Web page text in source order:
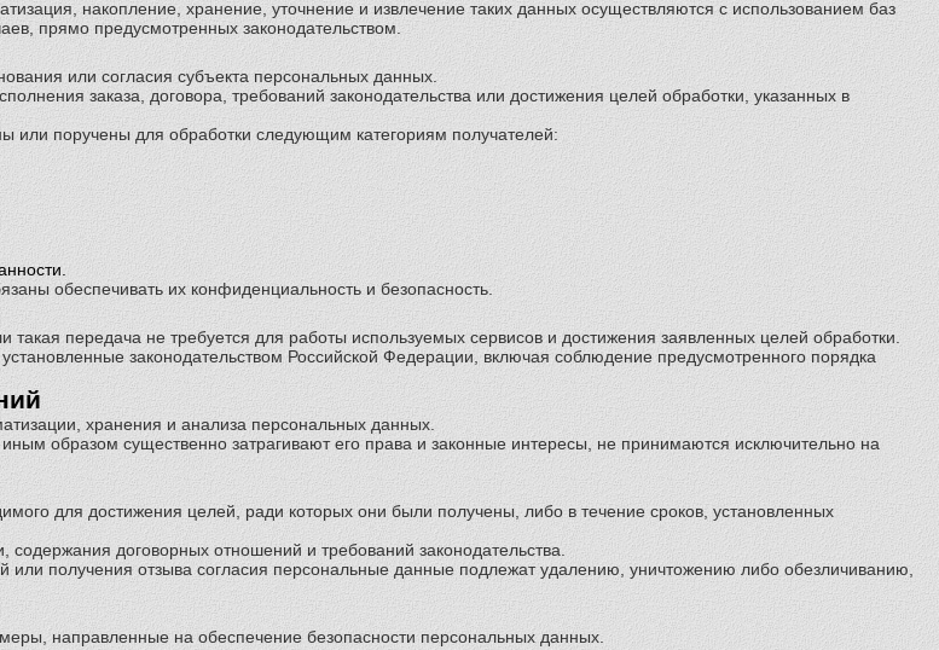
накопление, хранение, уточнение и извлечение таких данных осуществляются с использованием баз
прямо предусмотренных законодательством.
или согласия субъекта персональных данных.
заказа, договора, требований законодательства или достижения целей обработки, указанных в
поручены для обработки следующим категориям получателей:
обеспечивать их конфиденциальность и безопасность.
передача не требуется для работы используемых сервисов и достижения заявленных целей обработки.
законодательством Российской Федерации, включая соблюдение предусмотренного порядка
хранения и анализа персональных данных.
образом существенно затрагивают его права и законные интересы, не принимаются исключительно на
для достижения целей, ради которых они были получены, либо в течение сроков, установленных
договорных отношений и требований законодательства.
получения отзыва согласия персональные данные подлежат удалению, уничтожению либо обезличиванию,
направленные на обеспечение безопасности персональных данных.